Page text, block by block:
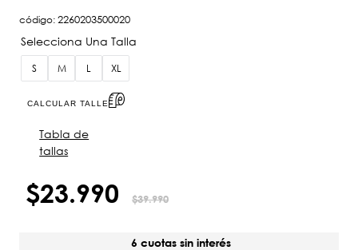
código:2260203500020
S M L XL
CALCULAR TALLE
Tabla de
tallas
$23.990 $39.990
6 cuotas sin interés